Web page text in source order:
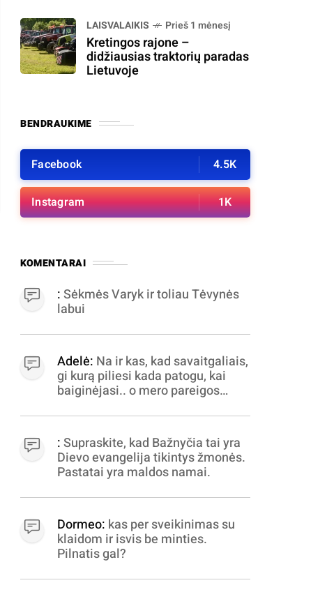
LAISVALAIKIS Prieš 1 mėnesį
Kretingos rajone –
didžiausias traktorių paradas
Lietuvoje
BENDRAUKIME
Facebook 4.5K
Instagram 1K
KOMENTARAI
:Sėkmės Varyk ir toliau Tėvynės
labui
Adelė: Na ir kas, kad savaitgaliais,
gi kurą piliesi kada patogu, kai
baiginėjasi.. o mero pareigos
apibrėžiamos.. nežinau,
bereikalingas oro virpinimas,
ieškokit kur milijonus vagia
dujininkai, elektros aferistai,
stadionų statytojai Vilnuje
:Supraskite, kad Bažnyčia tai yra
Dievo evangelija tikintys žmonės.
Pastatai yra maldos namai.
Dormeo: kas per sveikinimas su
klaidom ir isvis be minties.
Pilnatis gal?